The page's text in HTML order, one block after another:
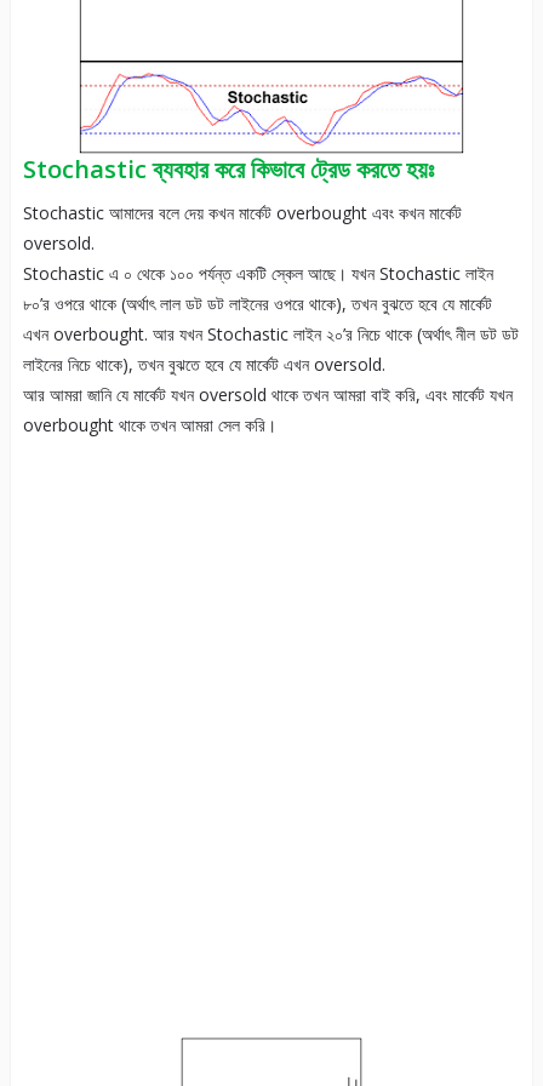
Stochastic ব্যবহার করে কিভাবে ট্রেড করতে হয়ঃ
Stochastic আমাদের বলে দেয় কখন মার্কেট overbought এবং কখন মার্কেট
oversold.
Stochastic এ ০ থেকে ১০০ পর্যন্ত একটি স্কেল আছে। যখন Stochastic লাইন
৮০’র ওপরে থাকে (অর্থাৎ লাল ডট ডট লাইনের ওপরে থাকে), তখন বুঝতে হবে যে মার্কেট
এখন overbought. আর যখন Stochastic লাইন ২০’র নিচে থাকে (অর্থাৎ নীল ডট ডট
লাইনের নিচে থাকে), তখন বুঝতে হবে যে মার্কেট এখন oversold.
আর আমরা জানি যে মার্কেট যখন oversold থাকে তখন আমরা বাই করি, এবং মার্কেট যখন
overbought থাকে তখন আমরা সেল করি।